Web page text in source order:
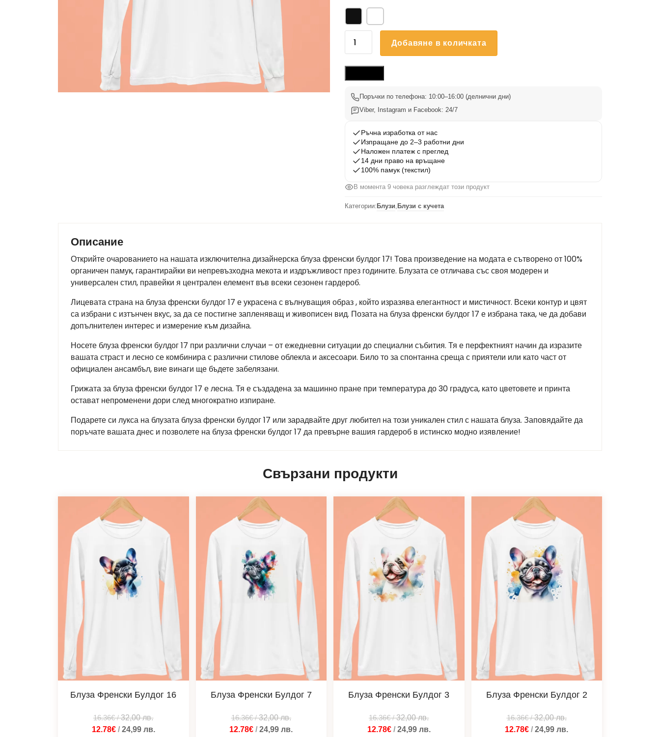
количество
Булдог
17
Добавяне в количката
Поръчки по телефона: 10:00–16:00 (делнични дни)
Viber, Instagram и Facebook: 24/7
Ръчна изработка от нас
Изпращане до 2–3 работни дни
Наложен платеж с преглед
14 дни право на връщане
100% памук (текстил)
В момента 9 човека разглеждат този продукт
Категории: Блузи, Блузи с кучета
Описание
Открийте очарованието на нашата изключителна дизайнерска блуза френски булдог 17! Това произведение на модата е сътворено от 100%
органичен памук, гарантирайки ви непревъзходна мекота и издръжливост през годините. Блузата се отличава със своя модерен и
универсален стил, правейки я централен елемент във всеки сезонен гардероб.
Лицевата страна на блуза френски булдог 17 е украсена с вълнуващия образ , който изразява елегантност и мистичност. Всеки контур и цвят
са избрани с изтънчен вкус, за да се постигне запленяващ и живописен вид. Позата на блуза френски булдог 17 е избрана така, че да добави
допълнителен интерес и измерение към дизайна.
Носете блуза френски булдог 17 при различни случаи – от ежедневни ситуации до специални събития. Тя е перфектният начин да изразите
вашата страст и лесно се комбинира с различни стилове облекла и аксесоари. Било то за спонтанна среща с приятели или като част от
официален ансамбъл, вие винаги ще бъдете забелязани.
Грижата за блуза френски булдог 17 е лесна. Тя е създадена за машинно пране при температура до 30 градуса, като цветовете и принта
остават непроменени дори след многократно изпиране.
Подарете си лукса на блузата блуза френски булдог 17 или зарадвайте друг любител на този уникален стил с нашата блуза. Заповядайте да
поръчате вашата днес и позволете на блуза френски булдог 17 да превърне вашия гардероб в истинско модно изявление!
Свързани продукти
Блуза Френски Булдог 16
16.36€/32,00лв.
12.78€/ 24,99 лв.
Блуза Френски Булдог 7
16.36€/32,00лв.
12.78€ /24,99лв.
Блуза Френски Булдог 3
16.36€/32,00лв.
12.78€/ 24,99 лв.
Блуза Френски Булдог 2
16.36€/32,00лв.
12.78€ /24,99лв.